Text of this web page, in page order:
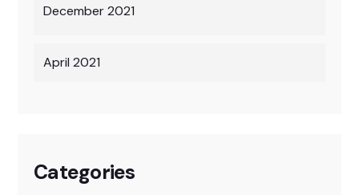
December 2021
April 2021
Categories